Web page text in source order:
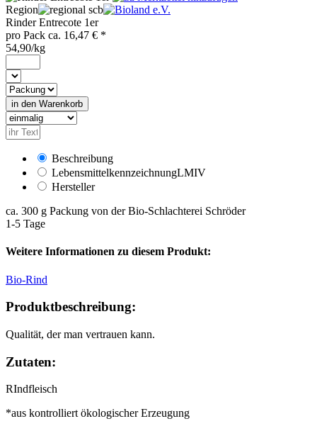
Region
scb
Rinder Entrecote 1er
pro Pack ca. 16,47 € *
54,90/kg
Beschreibung
LebensmittelkennzeichnungLMIV
Hersteller
ca. 300 g Packung von der Bio-Schlachterei Schröder
1-5 Tage
Weitere Informationen zu diesem Produkt:
Bio-Rind
Produktbeschreibung:
Qualität, der man vertrauen kann.
Zutaten:
RIndfleisch
*aus kontrolliert ökologischer Erzeugung